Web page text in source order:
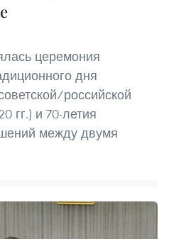
церемония
дня
российской
гг.) и 70-летия
между двумя